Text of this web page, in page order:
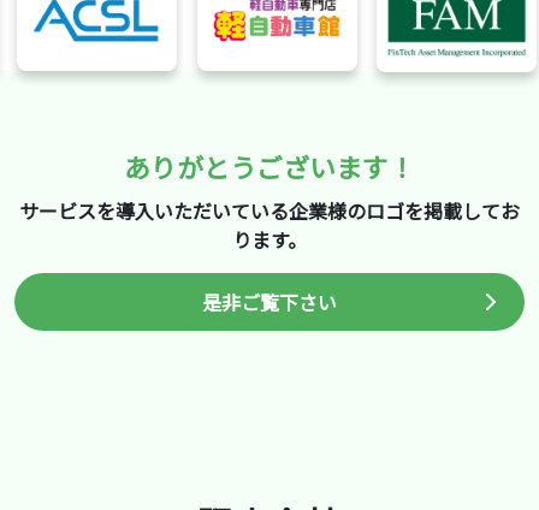
ありがとうございます！
サービスを導入いただいている企業様のロゴを掲載してお
ります。
是非ご覧下さい